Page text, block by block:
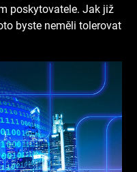
poskytovatele. Jak již
byste neměli tolerovat